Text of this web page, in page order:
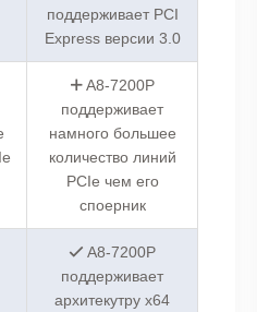
поддерживает PCI
Express версии 3.0
A8-7200P
поддерживает
намного большее
количество линий
PCIe чем его
споерник
A8-7200P
поддерживает
архитекутру x64